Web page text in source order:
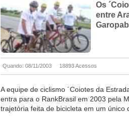
Os
entre
Quando: 08/11/2003 18893 Acessos
A equipe de ciclismo ´Coiotes da
entra para o RankBrasil em 2003 pela
trajetória feita de bicicleta em um único